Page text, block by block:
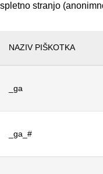
spletno stranjo
NAZIV PIŠKOTKA
_ga
_ga_#